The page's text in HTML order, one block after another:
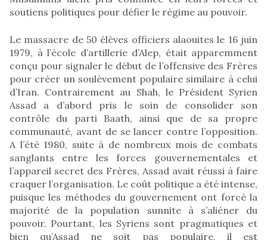
soutiens politiques pour défier le régime au pouvoir.
Le massacre de 50 élèves officiers alaouites le 16 juin
1979, à l’école d’artillerie d’Alep, était apparemment
conçu pour signaler le début de l’offensive des Frères
pour créer un soulèvement populaire similaire à celui
d’Iran. Contrairement au Shah, le Président Syrien
Assad a d’abord pris le soin de consolider son
contrôle du parti Baath, ainsi que de sa propre
communauté, avant de se lancer contre l’opposition.
A l’été 1980, suite à de nombreux mois de combats
sanglants entre les forces gouvernementales et
l’appareil secret des Frères, Assad avait réussi à faire
craquer l’organisation. Le coût politique a été intense,
puisque les méthodes du gouvernement ont forcé la
majorité de la population sunnite à s’aliéner du
pouvoir. Pourtant, les Syriens sont pragmatiques et
bien qu’Assad ne soit pas populaire, il est